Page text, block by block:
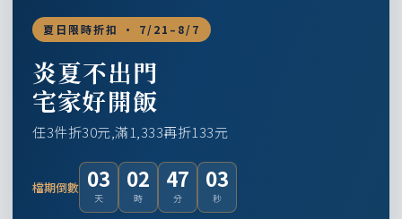
夏日限時折扣 · 7/21–8/7
炎夏不出門
宅家好開飯
任3件折30元,滿1,333再折133元
檔期倒數 03
天
02
時
47
分
02
秒